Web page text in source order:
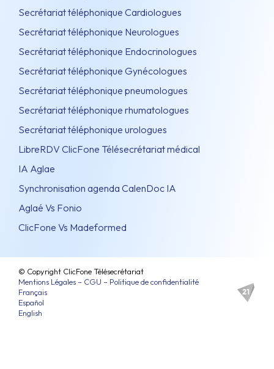
Secrétariat téléphonique Cardiologues
Secrétariat téléphonique Neurologues
Secrétariat téléphonique Endocrinologues
Secrétariat téléphonique Gynécologues
Secrétariat téléphonique pneumologues
Secrétariat téléphonique rhumatologues
Secrétariat téléphonique urologues
LibreRDV ClicFone Télésecrétariat médical
IA Aglae
Synchronisation agenda CalenDoc IA
Aglaé Vs Fonio
ClicFone Vs Madeformed
© Copyright ClicFone Télésecrétariat
Mentions Légales – CGU – Politique de confidentialité
Français
Español
English